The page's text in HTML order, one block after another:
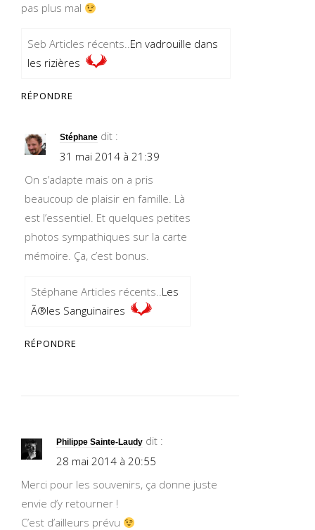
pas plus mal
Seb Articles récents..En vadrouille dans
les rizières
RÉPONDRE
Stéphane dit :
31 mai 2014 à 21:39
On s’adapte mais on a pris
beaucoup de plaisir en famille. Là
est l’essentiel. Et quelques petites
photos sympathiques sur la carte
mémoire. Ça, c’est bonus.
Stéphane Articles récents..Les
Ã®les Sanguinaires
RÉPONDRE
Philippe Sainte-Laudy dit :
28 mai 2014 à 20:55
Merci pour les souvenirs, ça donne juste
envie d’y retourner !
C’est d’ailleurs prévu